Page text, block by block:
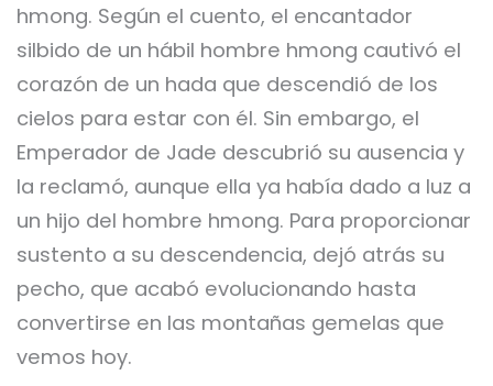
hmong. Según el cuento, el encantador
silbido de un hábil hombre hmong cautivó el
corazón de un hada que descendió de los
cielos para estar con él. Sin embargo, el
Emperador de Jade descubrió su ausencia y
la reclamó, aunque ella ya había dado a luz a
un hijo del hombre hmong. Para proporcionar
sustento a su descendencia, dejó atrás su
pecho, que acabó evolucionando hasta
convertirse en las montañas gemelas que
vemos hoy.